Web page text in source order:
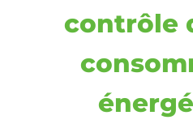
contrôle